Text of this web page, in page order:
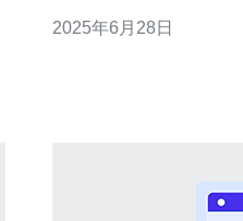
1月10日正式开始，持续
2025年6月28日